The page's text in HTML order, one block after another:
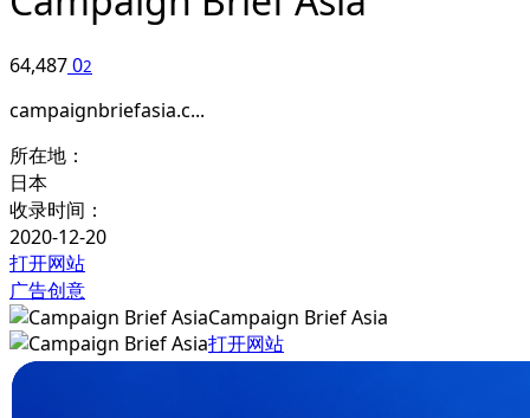
64,48702
campaignbriefasia.c...
所在地：
日本
收录时间：
2020-12-20
打开网站
广告创意
Campaign Brief Asia
打开网站